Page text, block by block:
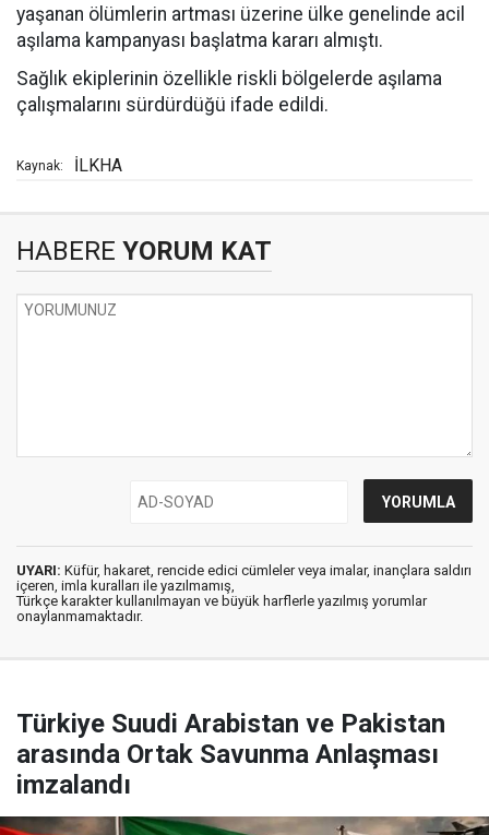
yaşanan ölümlerin artması üzerine ülke genelinde acil
aşılama kampanyası başlatma kararı almıştı.
Sağlık ekiplerinin özellikle riskli bölgelerde aşılama
çalışmalarını sürdürdüğü ifade edildi.
Kaynak: İLKHA
HABERE YORUM KAT
UYARI: Küfür, hakaret, rencide edici cümleler veya imalar, inançlara saldırı
içeren, imla kuralları ile yazılmamış,
Türkçe karakter kullanılmayan ve büyük harflerle yazılmış yorumlar
onaylanmamaktadır.
Türkiye Suudi Arabistan ve Pakistan
arasında Ortak Savunma Anlaşması
imzalandı